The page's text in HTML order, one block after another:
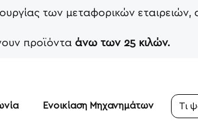
των μεταφορικών εταιρειών,
προϊόντα άνω των 25 κιλών.
Ενοικίαση Μηχανημάτων
Τι